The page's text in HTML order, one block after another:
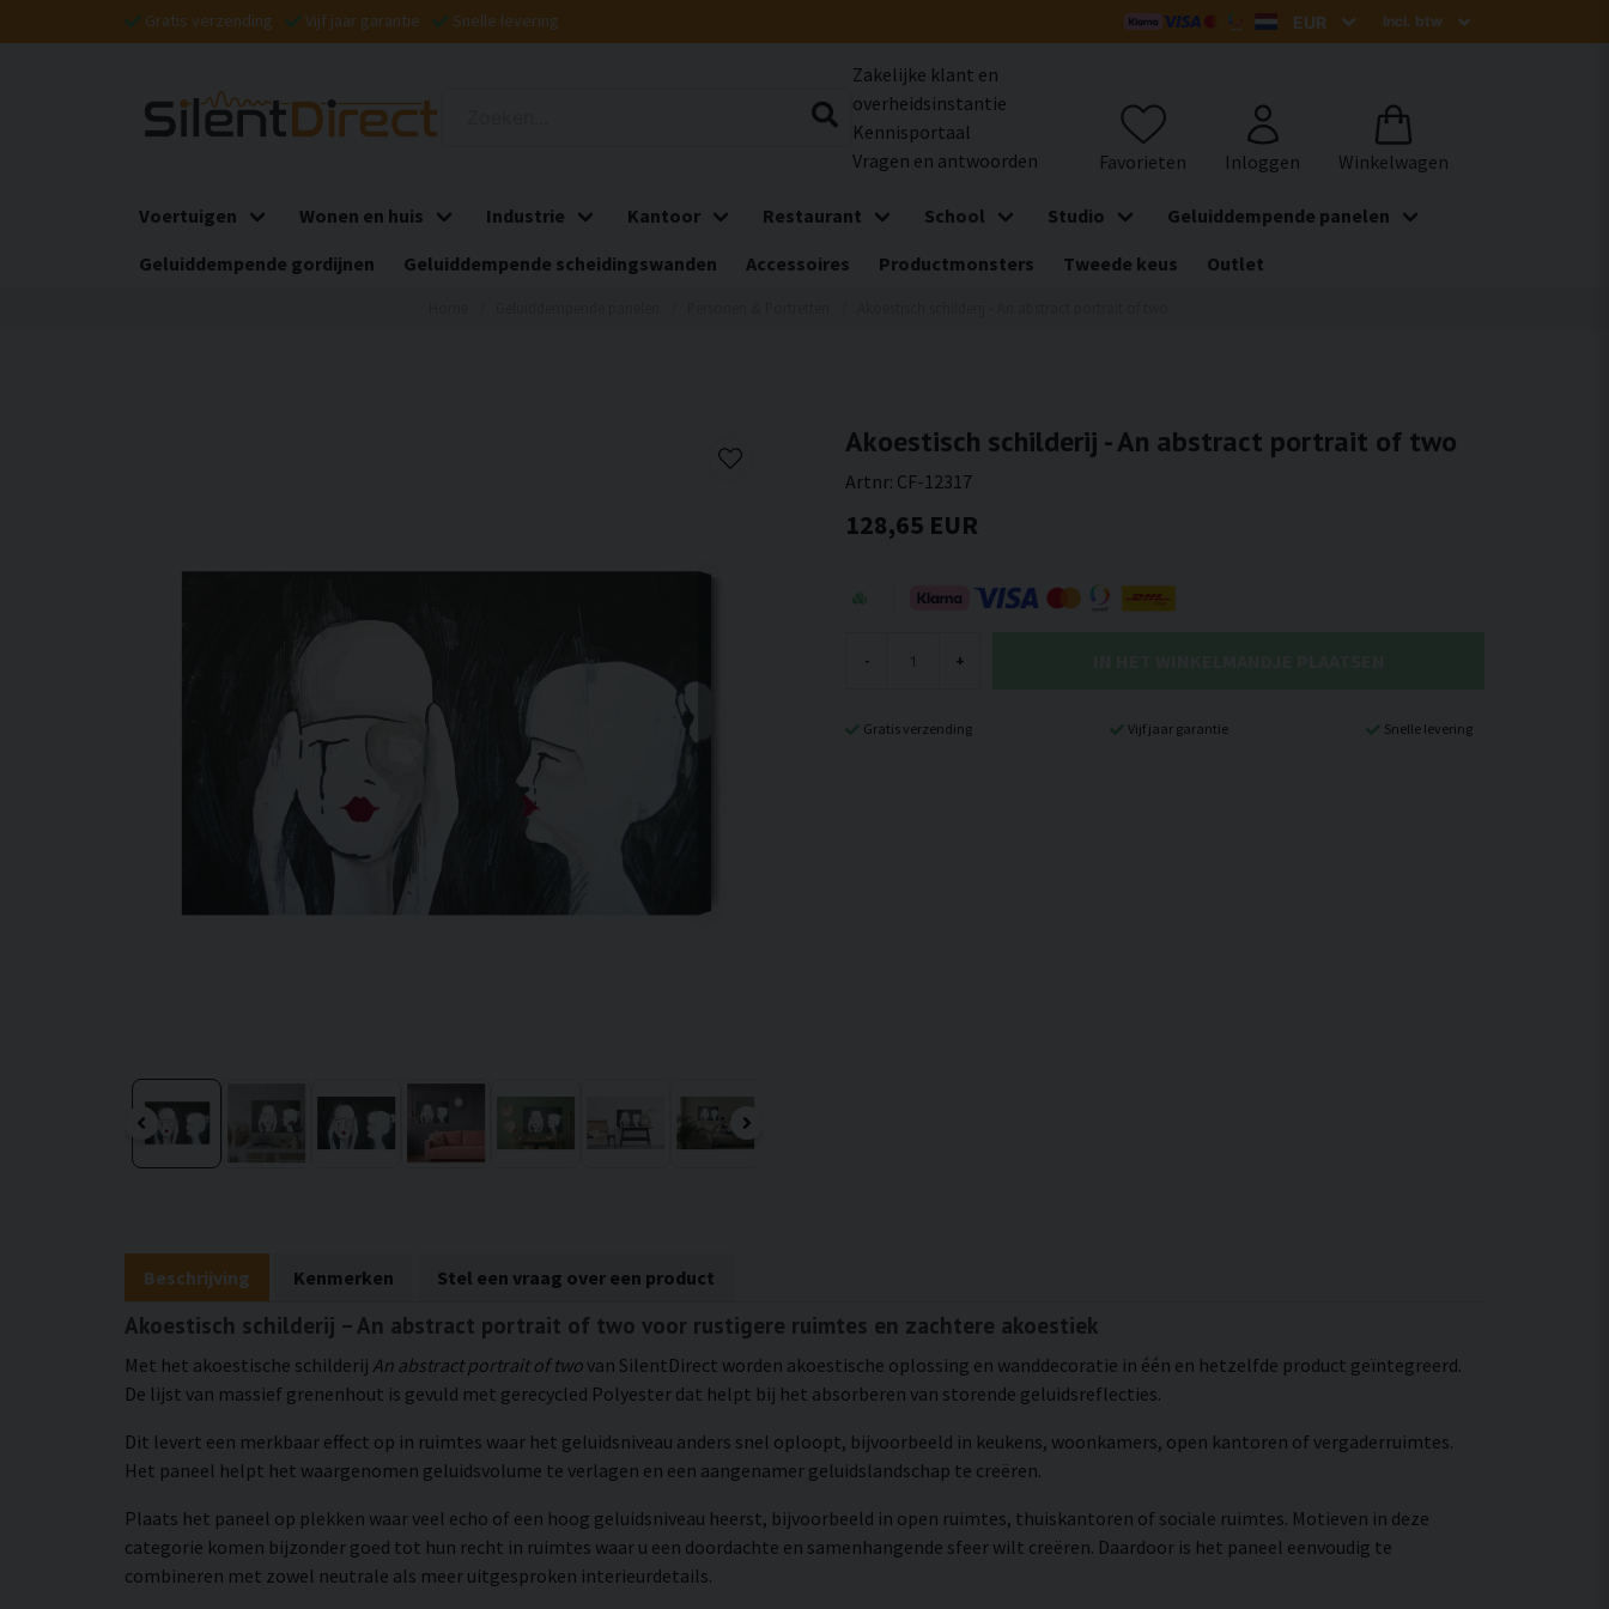
Gratis verzending Vijf jaar garantie Snelle levering
Zakelijke klant en
overheidsinstantie
Kennisportaal
Vragen en antwoorden
Voertuigen Wonen en huis Industrie Kantoor Restaurant School Studio
Geluiddempende panelen
Geluiddempende gordijnen
Geluiddempende scheidingswanden Accessoires Productmonsters Tweede keus Outlet
Akoestisch schilderij - An abstract portrait of two
Artnr: CF-12317
128,65 EUR
- +
Gratis verzending Vijf jaar garantie Snelle levering
Beschrijving Kenmerken Stel een vraag over een product
Akoestisch schilderij – An abstract portrait of two voor rustigere ruimtes en zachtere akoestiek
Met het akoestische schilderij An abstract portrait of twovan SilentDirect worden akoestische oplossing en wanddecoratie in één en hetzelfde product geïntegreerd.
De lijst van massief grenenhout is gevuld met gerecycled Polyester dat helpt bij het absorberen van storende geluidsreflecties.
Dit levert een merkbaar effect op in ruimtes waar het geluidsniveau anders snel oploopt, bijvoorbeeld in keukens, woonkamers, open kantoren of vergaderruimtes.
Het paneel helpt het waargenomen geluidsvolume te verlagen en een aangenamer geluidslandschap te creëren.
Plaats het paneel op plekken waar veel echo of een hoog geluidsniveau heerst, bijvoorbeeld in open ruimtes, thuiskantoren of sociale ruimtes. Motieven in deze
categorie komen bijzonder goed tot hun recht in ruimtes waar u een doordachte en samenhangende sfeer wilt creëren. Daardoor is het paneel eenvoudig te
combineren met zowel neutrale als meer uitgesproken interieurdetails.